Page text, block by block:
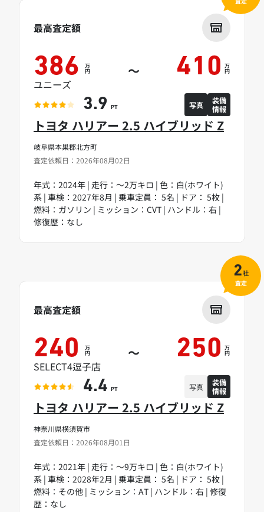
岐阜県本巣郡北方町
査定依頼日：2026年08月02日
トヨタ ハリアー 2.5 ハイブリッド Z
年式：2024年 | 走行：～2万キロ | 色：白(ホワイト)
系 | 車検：2027年8月 | 乗車定員： 5名 | ドア： 5枚 |
燃料：ガソリン | ミッション：CVT | ハンドル：右 |
修復歴：なし
最高査定額
386 万
円 ～ 410 万
円
ユニーズ
3.9 PT 写真
装備
情報
神奈川県横須賀市
査定依頼日：2026年08月01日
トヨタ ハリアー 2.5 ハイブリッド Z
年式：2021年 | 走行：～9万キロ | 色：白(ホワイト)
系 | 車検：2028年2月 | 乗車定員： 5名 | ドア： 5枚 |
燃料：その他 | ミッション：AT | ハンドル：右 | 修復
歴：なし
最高査定額
240 万
円 ～ 250 万
円
SELECT4逗子店
4.4 PT 写真
装備
情報
2社
査定